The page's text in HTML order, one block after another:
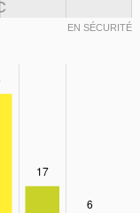
EN SÉCURITÉ